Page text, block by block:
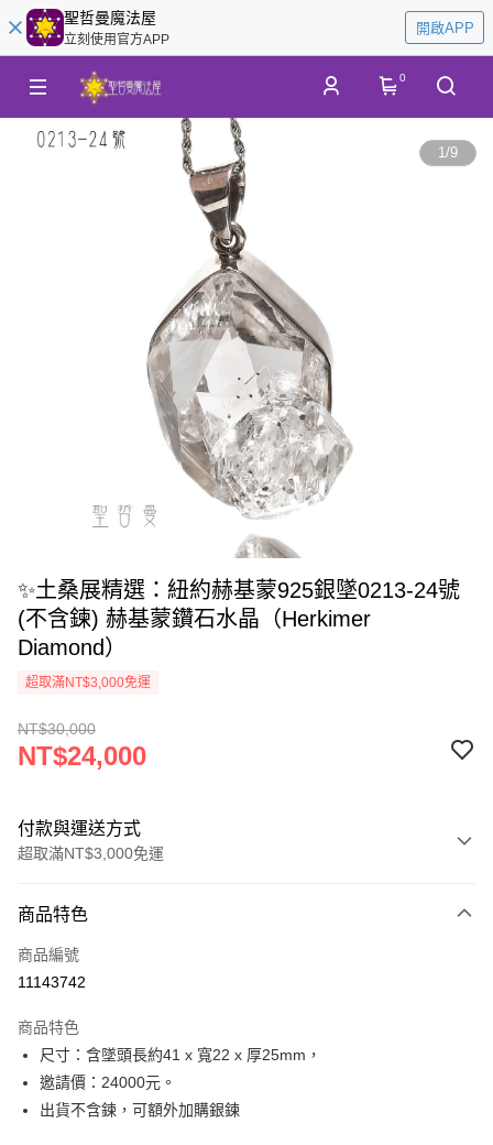
聖哲曼魔法屋
立刻使用官方APP
開啟APP
0
1/9
✨土桑展精選：紐約赫基蒙925銀墜0213-24號
(不含鍊) 赫基蒙鑽石水晶（Herkimer
Diamond）
超取滿NT$3,000免運
NT$30,000
NT$24,000
付款與運送方式
超取滿NT$3,000免運
信用卡一次付款
超商取貨付款
Apple Pay
街口支付
商品特色
商品編號
11143742
商品特色
尺寸：含墜頭長約41 x 寬22 x 厚25mm，
邀請價：24000元。
出貨不含鍊，可額外加購銀鍊